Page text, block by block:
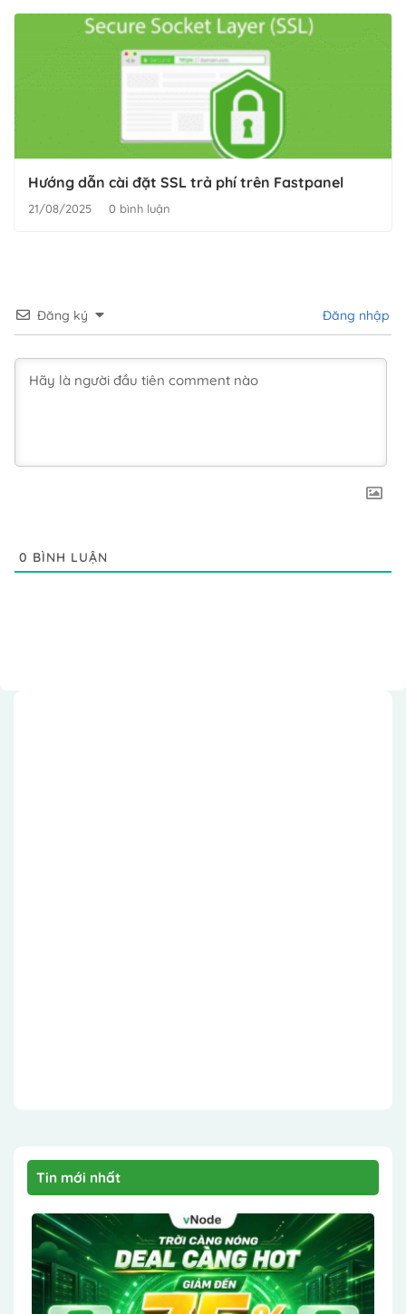
Hướng dẫn cài đặt SSL trả phí trên Fastpanel
21/08/2025 0 bình luận
Đăng ký Đăng nhập
0 BÌNH LUẬN
Tin mới nhất